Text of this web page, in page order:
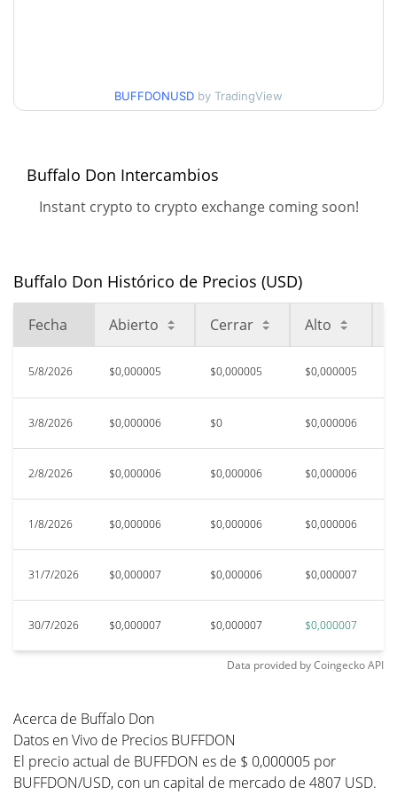
semanas
$0,000006852859
ago)
All Time Low
may. 28, 2026 (2 months ago)
$0,00000163
216.98%
BUFFDONUSD by TradingView
Buffalo Don Intercambios
Instant crypto to crypto exchange coming soon!
Buffalo Don Histórico de Precios (USD)
Fecha Abierto Cerrar Alto
5/8/2026 $0,000005 $0,000005 $0,000005
3/8/2026 $0,000006 $0 $0,000006
2/8/2026 $0,000006 $0,000006 $0,000006
1/8/2026 $0,000006 $0,000006 $0,000006
31/7/2026 $0,000007 $0,000006 $0,000007
30/7/2026 $0,000007 $0,000007 $0,000007
Data provided byCoingeckoAPI
Acerca de Buffalo Don
Datos en Vivo de Precios BUFFDON
El precio actual de BUFFDON es de $ 0,000005 por
BUFFDON/USD, con un capital de mercado de 4807 USD.